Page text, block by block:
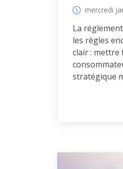
mercredi
La
les règles
clair : mettre
stratégique